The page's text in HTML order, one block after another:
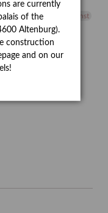
studioDIGITAL
Video
Videokunst
Wolf and Dog
im
are currently
of the
Altenburg).
construction
and on our